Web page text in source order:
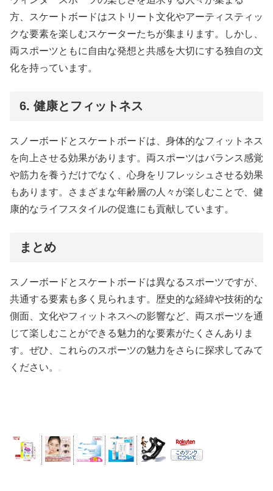
方、スケートボードはストリート文化やアーティスティッ
クな要素を楽しむスケーターたちが集まります。しかし、
両スポーツともに自由な発想と共感を大切にする独自の文
化を持っています。
6. 健康とフィットネス
スノーボードとスケートボードは、身体的なフィットネス
を向上させる効果があります。両スポーツはバランス感覚
や筋力を養うだけでなく、心身をリフレッシュさせる効果
もあります。さまざまな年齢層の人々が楽しむことで、健
康的なライフスタイルの促進にも貢献しています。
まとめ
スノーボードとスケートボードは異なるスポーツですが、
共通する要素も多く見られます。歴史的な経緯や技術的な
側面、文化やフィットネスへの影響など、両スポーツを通
じて楽しむことができる魅力的な要素がたくさんありま
す。ぜひ、これらのスポーツの魅力をさらに探求してみて
ください。